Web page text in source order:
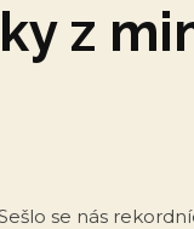
z
se nás